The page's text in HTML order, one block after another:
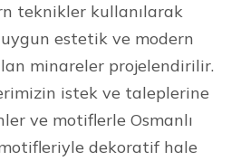
teknikler kullanılarak
estetik ve modern
minareler projelendirilir.
istek ve taleplerine
ve motiflerle Osmanlı
dekoratif hale